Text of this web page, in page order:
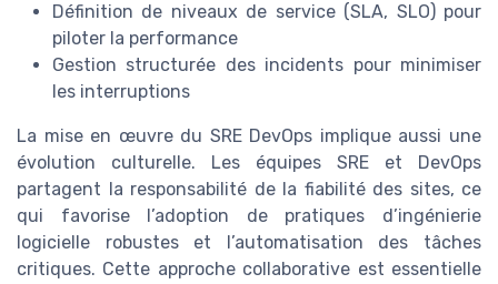
Définition de niveaux de service (SLA, SLO) pour
piloter la performance
Gestion structurée des incidents pour minimiser
les interruptions
La mise en œuvre du SRE DevOps implique aussi une
évolution culturelle. Les équipes SRE et DevOps
partagent la responsabilité de la fiabilité des sites, ce
qui favorise l’adoption de pratiques d’ingénierie
logicielle robustes et l’automatisation des tâches
critiques. Cette approche collaborative est essentielle